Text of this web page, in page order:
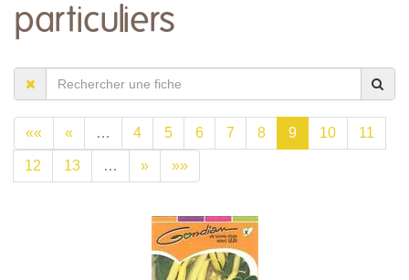
particuliers
«« « … 4 5 6 7 8 9 10 11
12 13 … » »»